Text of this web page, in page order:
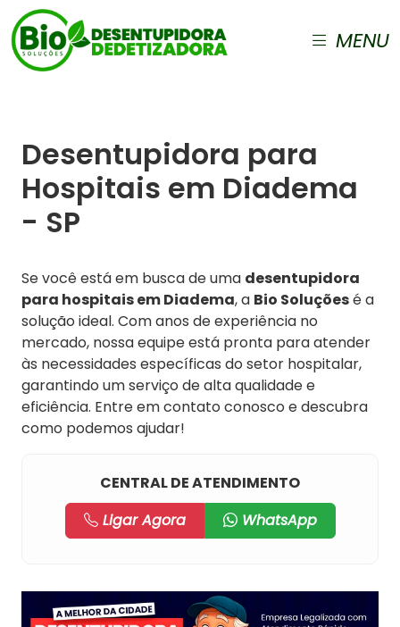
MENU
Desentupidora para
Hospitais em Diadema
- SP
Se você está em busca de uma desentupidora
para hospitais em Diadema, a Bio Soluçõesé a
solução ideal. Com anos de experiência no
mercado, nossa equipe está pronta para atender
às necessidades específicas do setor hospitalar,
garantindo um serviço de alta qualidade e
eficiência. Entre em contato conosco e descubra
como podemos ajudar!
CENTRAL DE ATENDIMENTO
Ligar Agora
WhatsApp